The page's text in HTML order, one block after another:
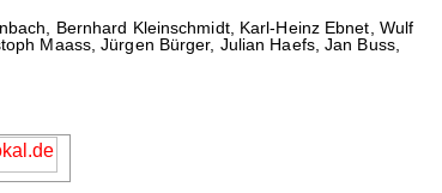
Bernhard Kleinschmidt, Karl-Heinz Ebnet, Wulf
Maass, Jürgen Bürger, Julian Haefs, Jan Buss,